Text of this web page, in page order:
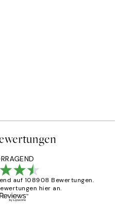
auf 108908 Bewertungen.
hier an.